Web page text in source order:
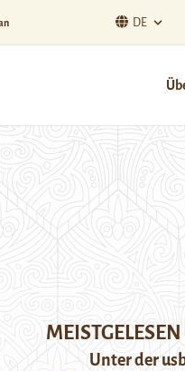
DE
MEISTGELESEN
Unter der